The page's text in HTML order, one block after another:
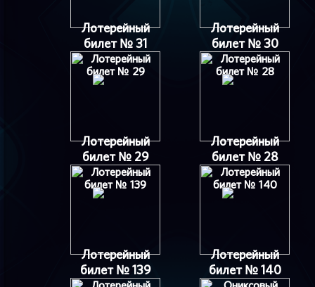
Лотерейный
билет № 31
Лотерейный
билет № 30
Лотерейный
билет № 29
Лотерейный
билет № 28
Лотерейный
билет № 139
Лотерейный
билет № 140